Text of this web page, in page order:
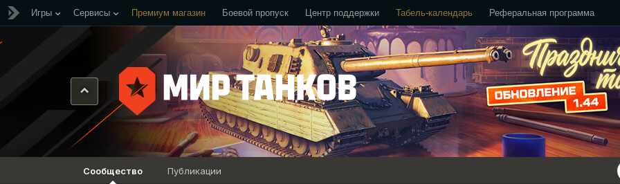
Игры Сервисы Премиум магазин Боевой пропуск Центр поддержки Табель-календарь Реферальная программа
Сообщество Публикации